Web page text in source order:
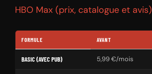
HBO Max (prix, catalogue et avis)
FORMULE AVANT
BASIC (AVEC PUB) 5,99 €/mois